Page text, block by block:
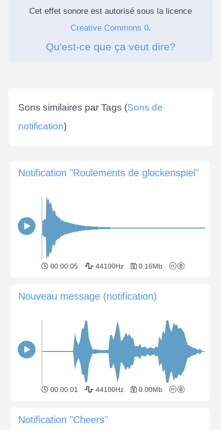
Cet effet sonore est autorisé sous la licence
Creative Commons 0.
Qu'est-ce que ça veut dire?
Sons similaires par Tags (Sons de
notification)
Notification "Roulements de glockenspiel"
00:00:05 44100Hz 0.16Mb
Nouveau message (notification)
00:00:01 44100Hz 0.00Mb
Notification "Cheers"